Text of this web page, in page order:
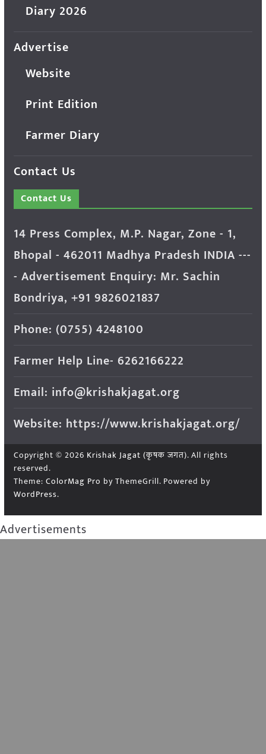
Diary 2026
Advertise
Website
Print Edition
Farmer Diary
Contact Us
Contact Us
14 Press Complex, M.P. Nagar, Zone - 1,
Bhopal - 462011 Madhya Pradesh INDIA ---
- Advertisement Enquiry: Mr. Sachin
Bondriya, +91 9826021837
Phone: (0755) 4248100
Farmer Help Line- 6262166222
Email: info@krishakjagat.org
Website: https://www.krishakjagat.org/
Copyright © 2026 Krishak Jagat (कृषक जगत). All rights
reserved.
Theme: ColorMag Pro by ThemeGrill. Powered by
WordPress.
Advertisements